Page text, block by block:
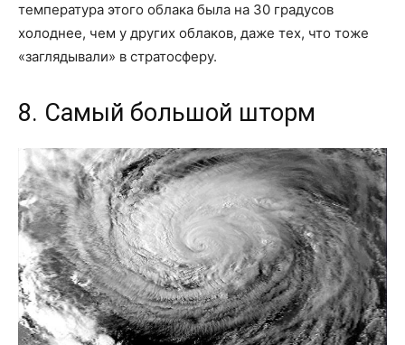
температура этого облака была на 30 градусов
холоднее, чем у других облаков, даже тех, что тоже
«заглядывали» в стратосферу.
8. Самый большой шторм